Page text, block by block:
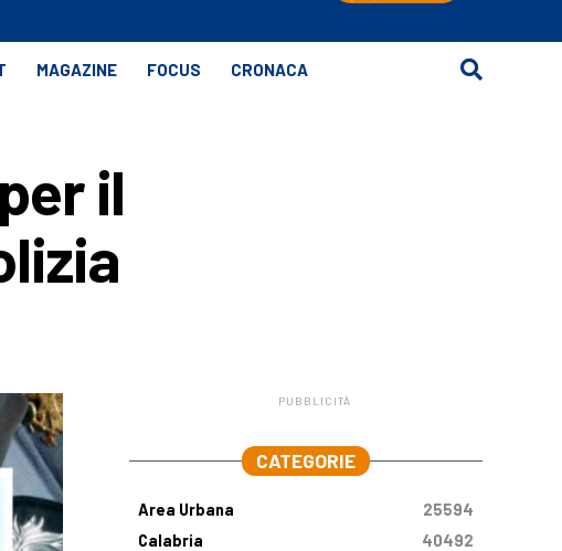
MAGAZINE FOCUS CRONACA
il
PUBBLICITÀ
CATEGORIE
Area Urbana
25594
Calabria
40492